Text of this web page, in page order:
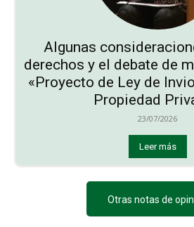
Algunas
derechos y el debate de
«Proyecto de Ley de
Propiedad
23/07/2026
Leer más
Otras notas de